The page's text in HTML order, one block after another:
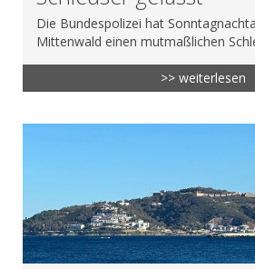
Die Bundespolizei hat
Mittenwald einen mutmaßlichen
>> weiterlesen